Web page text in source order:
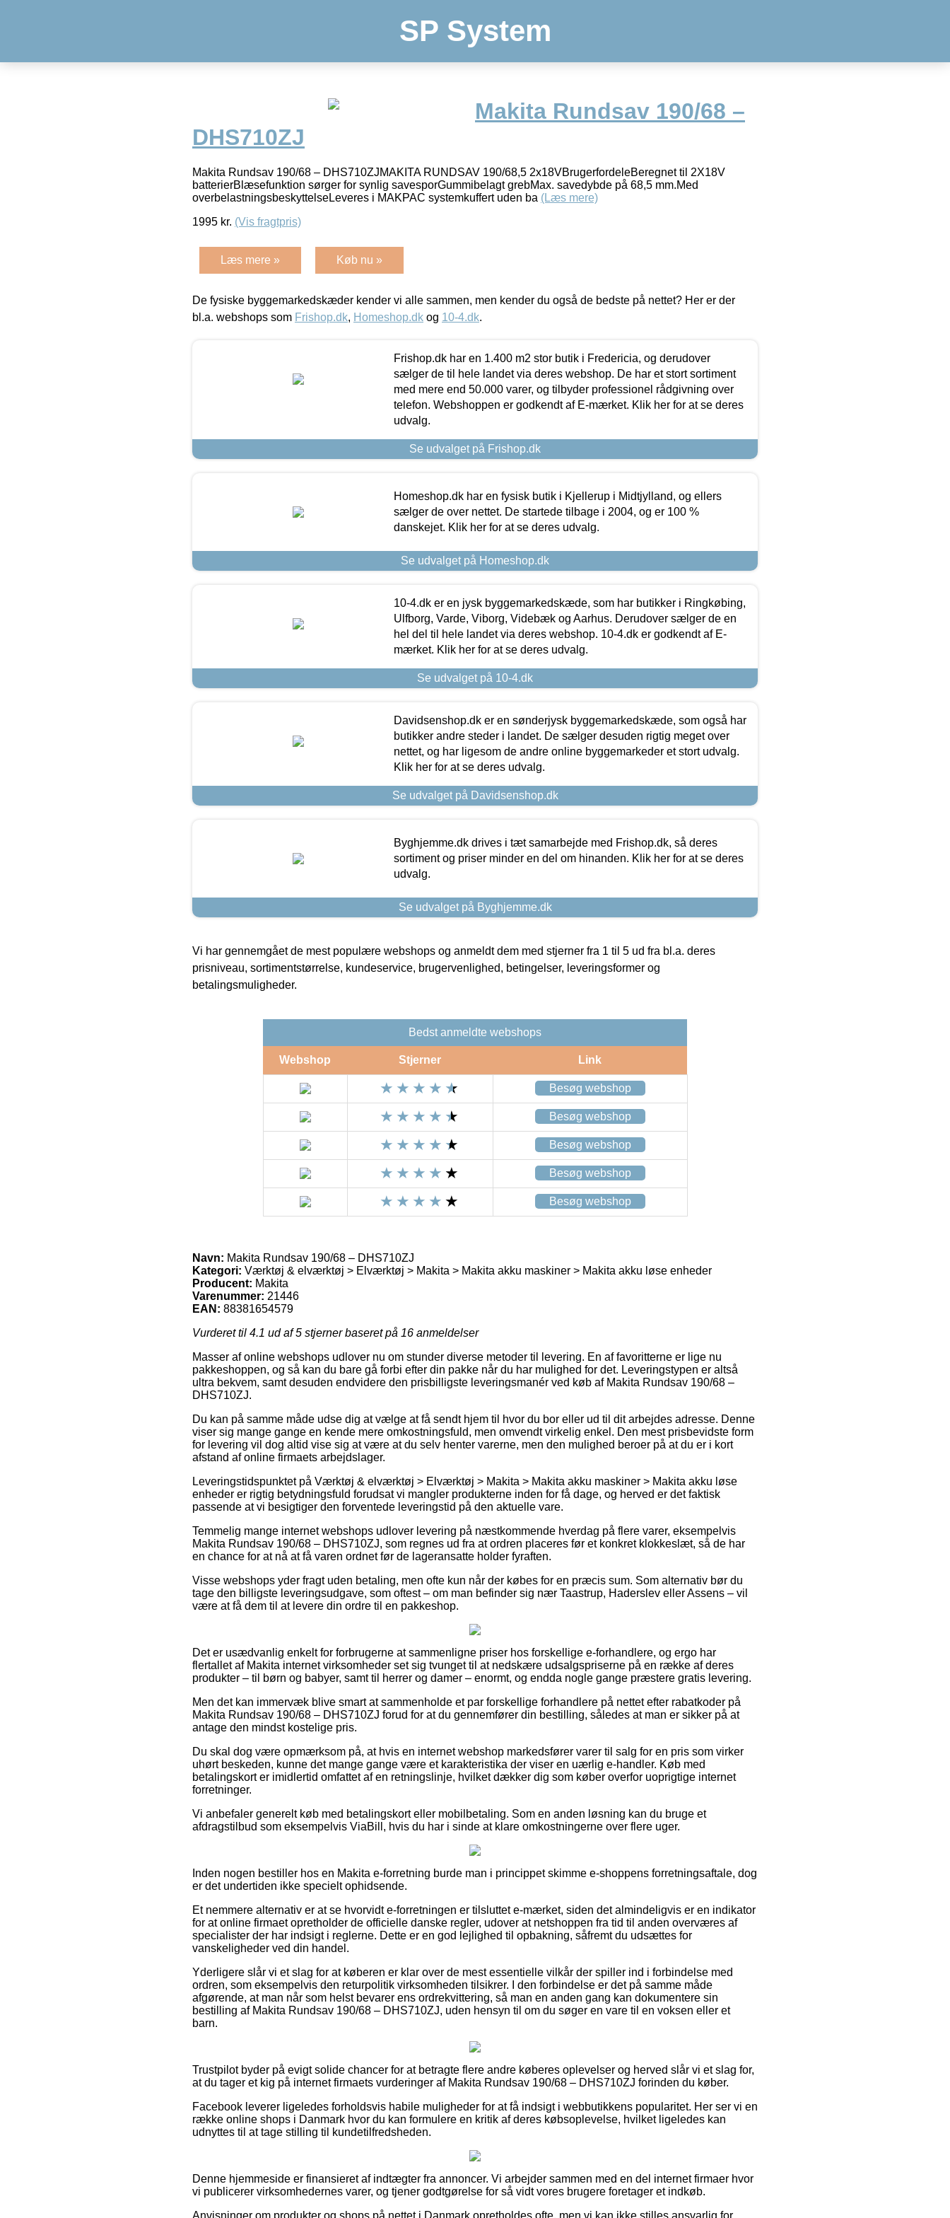
SP System
Makita Rundsav 190/68 –
DHS710ZJ
Makita Rundsav 190/68 – DHS710ZJMAKITA RUNDSAV 190/68,5 2x18VBrugerfordeleBeregnet til 2X18V
batterierBlæsefunktion sørger for synlig savesporGummibelagt grebMax. savedybde på 68,5 mm.Med
overbelastningsbeskyttelseLeveres i MAKPAC systemkuffert uden ba (Læs mere)
1995 kr. (Vis fragtpris)
Læs mere » Køb nu »
De fysiske byggemarkedskæder kender vi alle sammen, men kender du også de bedste på nettet? Her er der
bl.a. webshops som Frishop.dk, Homeshop.dk og 10-4.dk.
Frishop.dk har en 1.400 m2 stor butik i Fredericia, og derudover
sælger de til hele landet via deres webshop. De har et stort sortiment
med mere end 50.000 varer, og tilbyder professionel rådgivning over
telefon. Webshoppen er godkendt af E-mærket. Klik her for at se deres
udvalg.
Se udvalget på Frishop.dk
Homeshop.dk har en fysisk butik i Kjellerup i Midtjylland, og ellers
sælger de over nettet. De startede tilbage i 2004, og er 100 %
danskejet. Klik her for at se deres udvalg.
Se udvalget på Homeshop.dk
10-4.dk er en jysk byggemarkedskæde, som har butikker i Ringkøbing,
Ulfborg, Varde, Viborg, Videbæk og Aarhus. Derudover sælger de en
hel del til hele landet via deres webshop. 10-4.dk er godkendt af E-
mærket. Klik her for at se deres udvalg.
Se udvalget på 10-4.dk
Davidsenshop.dk er en sønderjysk byggemarkedskæde, som også har
butikker andre steder i landet. De sælger desuden rigtig meget over
nettet, og har ligesom de andre online byggemarkeder et stort udvalg.
Klik her for at se deres udvalg.
Se udvalget på Davidsenshop.dk
Byghjemme.dk drives i tæt samarbejde med Frishop.dk, så deres
sortiment og priser minder en del om hinanden. Klik her for at se deres
udvalg.
Se udvalget på Byghjemme.dk
Vi har gennemgået de mest populære webshops og anmeldt dem med stjerner fra 1 til 5 ud fra bl.a. deres
prisniveau, sortimentstørrelse, kundeservice, brugervenlighed, betingelser, leveringsformer og
betalingsmuligheder.
Bedst anmeldte webshops
Webshop Stjerner Link
Besøg webshop
Besøg webshop
Besøg webshop
Besøg webshop
Besøg webshop
Navn: Makita Rundsav 190/68 – DHS710ZJ
Kategori: Værktøj & elværktøj > Elværktøj > Makita > Makita akku maskiner > Makita akku løse enheder
Producent: Makita
Varenummer: 21446
EAN: 88381654579
Vurderet til 4.1 ud af 5 stjerner baseret på 16 anmeldelser
Masser af online webshops udlover nu om stunder diverse metoder til levering. En af favoritterne er lige nu
pakkeshoppen, og så kan du bare gå forbi efter din pakke når du har mulighed for det. Leveringstypen er altså
ultra bekvem, samt desuden endvidere den prisbilligste leveringsmanér ved køb af Makita Rundsav 190/68 –
DHS710ZJ.
Du kan på samme måde udse dig at vælge at få sendt hjem til hvor du bor eller ud til dit arbejdes adresse. Denne
viser sig mange gange en kende mere omkostningsfuld, men omvendt virkelig enkel. Den mest prisbevidste form
for levering vil dog altid vise sig at være at du selv henter varerne, men den mulighed beroer på at du er i kort
afstand af online firmaets arbejdslager.
Leveringstidspunktet på Værktøj & elværktøj > Elværktøj > Makita > Makita akku maskiner > Makita akku løse
enheder er rigtig betydningsfuld forudsat vi mangler produkterne inden for få dage, og herved er det faktisk
passende at vi besigtiger den forventede leveringstid på den aktuelle vare.
Temmelig mange internet webshops udlover levering på næstkommende hverdag på flere varer, eksempelvis
Makita Rundsav 190/68 – DHS710ZJ, som regnes ud fra at ordren placeres før et konkret klokkeslæt, så de har
en chance for at nå at få varen ordnet før de lageransatte holder fyraften.
Visse webshops yder fragt uden betaling, men ofte kun når der købes for en præcis sum. Som alternativ bør du
tage den billigste leveringsudgave, som oftest – om man befinder sig nær Taastrup, Haderslev eller Assens – vil
være at få dem til at levere din ordre til en pakkeshop.
Det er usædvanlig enkelt for forbrugerne at sammenligne priser hos forskellige e-forhandlere, og ergo har
flertallet af Makita internet virksomheder set sig tvunget til at nedskære udsalgspriserne på en række af deres
produkter – til børn og babyer, samt til herrer og damer – enormt, og endda nogle gange præstere gratis levering.
Men det kan immervæk blive smart at sammenholde et par forskellige forhandlere på nettet efter rabatkoder på
Makita Rundsav 190/68 – DHS710ZJ forud for at du gennemfører din bestilling, således at man er sikker på at
antage den mindst kostelige pris.
Du skal dog være opmærksom på, at hvis en internet webshop markedsfører varer til salg for en pris som virker
uhørt beskeden, kunne det mange gange være et karakteristika der viser en uærlig e-handler. Køb med
betalingskort er imidlertid omfattet af en retningslinje, hvilket dækker dig som køber overfor uoprigtige internet
forretninger.
Vi anbefaler generelt køb med betalingskort eller mobilbetaling. Som en anden løsning kan du bruge et
afdragstilbud som eksempelvis ViaBill, hvis du har i sinde at klare omkostningerne over flere uger.
Inden nogen bestiller hos en Makita e-forretning burde man i princippet skimme e-shoppens forretningsaftale, dog
er det undertiden ikke specielt ophidsende.
Et nemmere alternativ er at se hvorvidt e-forretningen er tilsluttet e-mærket, siden det almindeligvis er en indikator
for at online firmaet opretholder de officielle danske regler, udover at netshoppen fra tid til anden overværes af
specialister der har indsigt i reglerne. Dette er en god lejlighed til opbakning, såfremt du udsættes for
vanskeligheder ved din handel.
Yderligere slår vi et slag for at køberen er klar over de mest essentielle vilkår der spiller ind i forbindelse med
ordren, som eksempelvis den returpolitik virksomheden tilsikrer. I den forbindelse er det på samme måde
afgørende, at man når som helst bevarer ens ordrekvittering, så man en anden gang kan dokumentere sin
bestilling af Makita Rundsav 190/68 – DHS710ZJ, uden hensyn til om du søger en vare til en voksen eller et
barn.
Trustpilot byder på evigt solide chancer for at betragte flere andre køberes oplevelser og herved slår vi et slag for,
at du tager et kig på internet firmaets vurderinger af Makita Rundsav 190/68 – DHS710ZJ forinden du køber.
Facebook leverer ligeledes forholdsvis habile muligheder for at få indsigt i webbutikkens popularitet. Her ser vi en
række online shops i Danmark hvor du kan formulere en kritik af deres købsoplevelse, hvilket ligeledes kan
udnyttes til at tage stilling til kundetilfredsheden.
Denne hjemmeside er finansieret af indtægter fra annoncer. Vi arbejder sammen med en del internet firmaer hvor
vi publicerer virksomhedernes varer, og tjener godtgørelse for så vidt vores brugere foretager et indkøb.
Anvisninger om produkter og shops på nettet i Danmark opretholdes ofte, men vi kan ikke stilles ansvarlig for